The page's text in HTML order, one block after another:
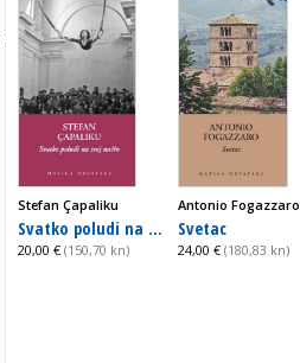
Stefan Çapaliku
Svatko poludi na ...
20,00 € (150,70 kn)
Antonio Fogazzaro
Svetac
24,00 € (180,83 kn)